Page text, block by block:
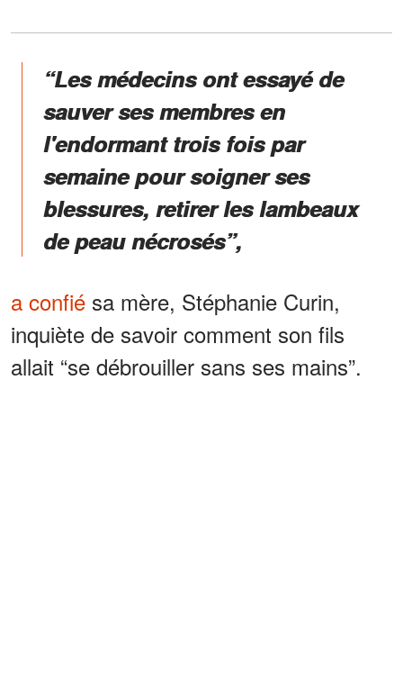
“Les médecins ont essayé de
sauver ses membres en
l'endormant trois fois par
semaine pour soigner ses
blessures, retirer les lambeaux
de peau nécrosés”,
a confié sa mère, Stéphanie Curin,
inquiète de savoir comment son fils
allait “se débrouiller sans ses mains”.